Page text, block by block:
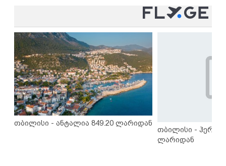
თბილისი - ანტალია 849.20 ლარიდან
თბილისი -
ლარიდან